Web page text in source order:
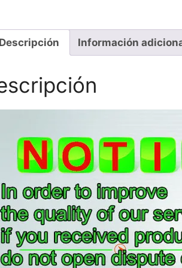
Descripción Información